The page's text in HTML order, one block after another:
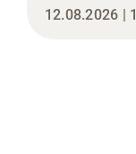
12.08.2026 |